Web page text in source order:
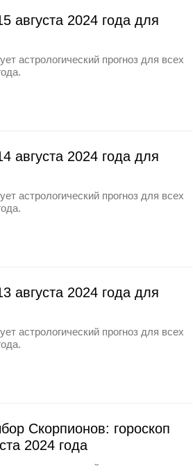
августа 2024 года для
астрологический прогноз для всех
августа 2024 года для
астрологический прогноз для всех
августа 2024 года для
астрологический прогноз для всех
Скорпионов: гороскоп
2024 года